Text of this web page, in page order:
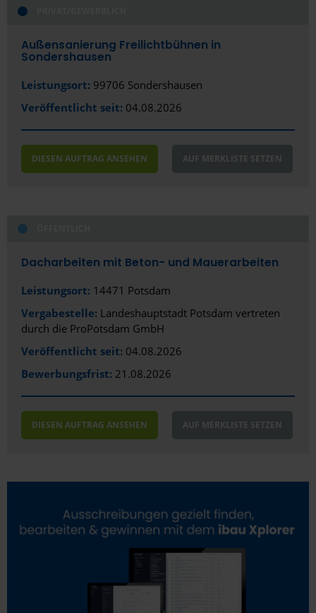
Coburg
Cottbus
Dachau
Dietzenbach
Dortmund
Dresden
Duisburg
Düren
Emmendingen
Außensanierung Freilichtbühnen in
Sondershausen
Leistungsort: 99706 Sondershausen
Veröffentlicht seit: 04.08.2026
DIESEN AUFTRAG ANSEHEN AUF MERKLISTE SETZEN
Dacharbeiten mit Beton- und Mauerarbeiten
Leistungsort: 14471 Potsdam
Vergabestelle: Landeshauptstadt Potsdam vertreten
durch die ProPotsdam GmbH
Veröffentlicht seit: 04.08.2026
Bewerbungsfrist: 21.08.2026
DIESEN AUFTRAG ANSEHEN AUF MERKLISTE SETZEN